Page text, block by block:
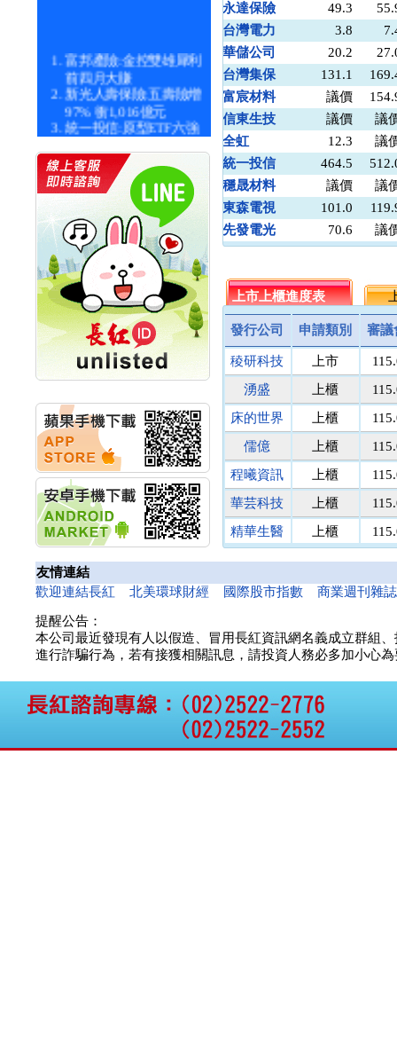
富邦產險:金控雙雄犀利
前四月大賺
新光人壽保險:五壽險增
97% 衝1,016億元
統一投信:原型ETF六強
漲逾九成
統一投信:主動式ETF溢
價 被盯上
新光人壽保險:新壽Q1外
價金將達996億
宇辰系統科技:宇辰業績
創新高 啟動興櫃轉上櫃
計畫
明緯企業:明緯永續科技
競賽 以電源驅動善的力
量
秀育企業:秀育SHO-U儲
能系統 獲國內首張CNS
認證
聯博投信:聯博00404A
華旭先進:代重要子公司
碩通散熱股份有限公司
公告董事會通過發言人
及代理發
華旭先進:代重要子公司
碩通散熱股份有限公司
公告董事會決議發行員
工認股權
華旭先進:代重要子公司
碩通散熱股份有限公司
公告董事會追認113年
向關係
華旭先進:代重要子公司
碩通散熱股份有限公司
公告向關係人取得使用
權資產
仁新醫藥:代重要子公司
BeliteBio,Inc公告受邀參
加第27屆眼
巨生生醫:公告本公司
MPB-1523MRI顯影劑-
永達保險
49.3
台灣電力
3.8
華儲公司
20.2
台灣集保
131.1
富宸材料
議價
信東生技
議價
議
全虹
12.3
議
統一投信
464.5
穩晟材料
議價
議
東森電視
101.0
先發電光
70.6
議
台泥循環
議價
議
三信商銀
議價
菘凱科技
議價
匯頂電腦
議價
醫電鼎眾
議價
馬上發
議價
國寶人壽
議價
南美特科
議價
亞太投資
議價
聯穎光電
議價
麥寮汽電
議價
鎧鉅科技
議價
議
金棠科技
議價
騰錂鐳射
議價
昇陽能源
議價
台塑網科
70.00
議
捷揚光電
衛普國際
晶致半導
上市上櫃進度表 上
發行公司 申請類別 審議
稜研科技 上市
湧盛
上櫃
床的世界
上櫃
儒億
上櫃
程曦資訊
上櫃
華芸科技
上櫃
精華生醫
上櫃
和亞智慧
上櫃
漢測
上櫃
友情連結
歡迎連結長紅
北美環球財經 國際股市指數 商業週刊雜
提醒公告：
本公司最近發現有人以假造、冒用長紅資訊網名義成立群組
進行詐騙行為，若有接獲相關訊息，請投資人務必多加小心